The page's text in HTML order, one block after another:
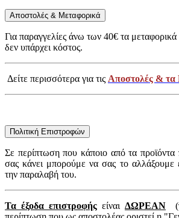
Αποστολές & Μεταφορικά
Για παραγγελίες άνω των 40€ τα μεταφορικά
δεν υπάρχει κόστος.
Δείτε περισσότερα για τις Αποστολές &
Πολιτική Επιστροφών
Σε περίπτωση που κάποιο από τα προϊόντα
σας κάνει μπορούμε να σας το αλλάξουμε
την παραλαβή του.
Τα έξοδα επιστροφής είναι ΔΩΡΕΑΝ